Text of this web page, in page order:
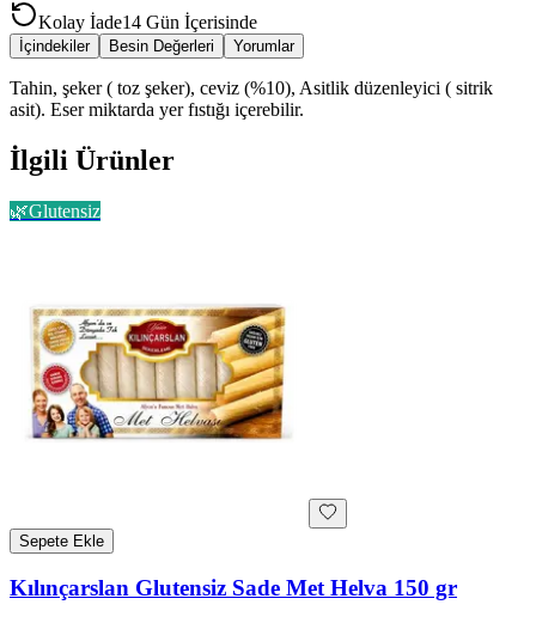
Kolay İade14 Gün İçerisinde
İçindekiler Besin Değerleri Yorumlar
Tahin, şeker ( toz şeker), ceviz (%10), Asitlik düzenleyici ( sitrik
asit). Eser miktarda yer fıstığı içerebilir.
İlgili Ürünler
🌿Glutensiz
Sepete Ekle
Kılınçarslan Glutensiz Sade Met Helva 150 gr